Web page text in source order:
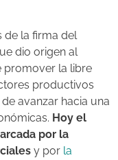
de la firma del
dio origen al
promover la libre
productivos
avanzar hacia una
Hoy el
por la
y por la